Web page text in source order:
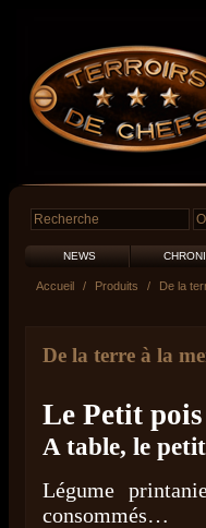
NEWS
Accueil / Produits / De la
De la terre à la
Le Petit pois
A table, le
Légume
consommés…